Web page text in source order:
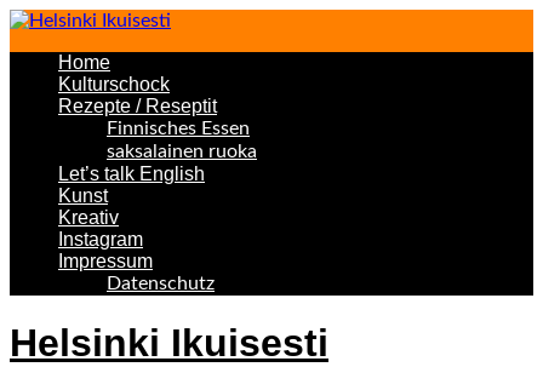
Home
Kulturschock
Rezepte / Reseptit
Finnisches Essen
saksalainen ruoka
Let’s talk English
Kunst
Kreativ
Instagram
Impressum
Datenschutz
Helsinki Ikuisesti